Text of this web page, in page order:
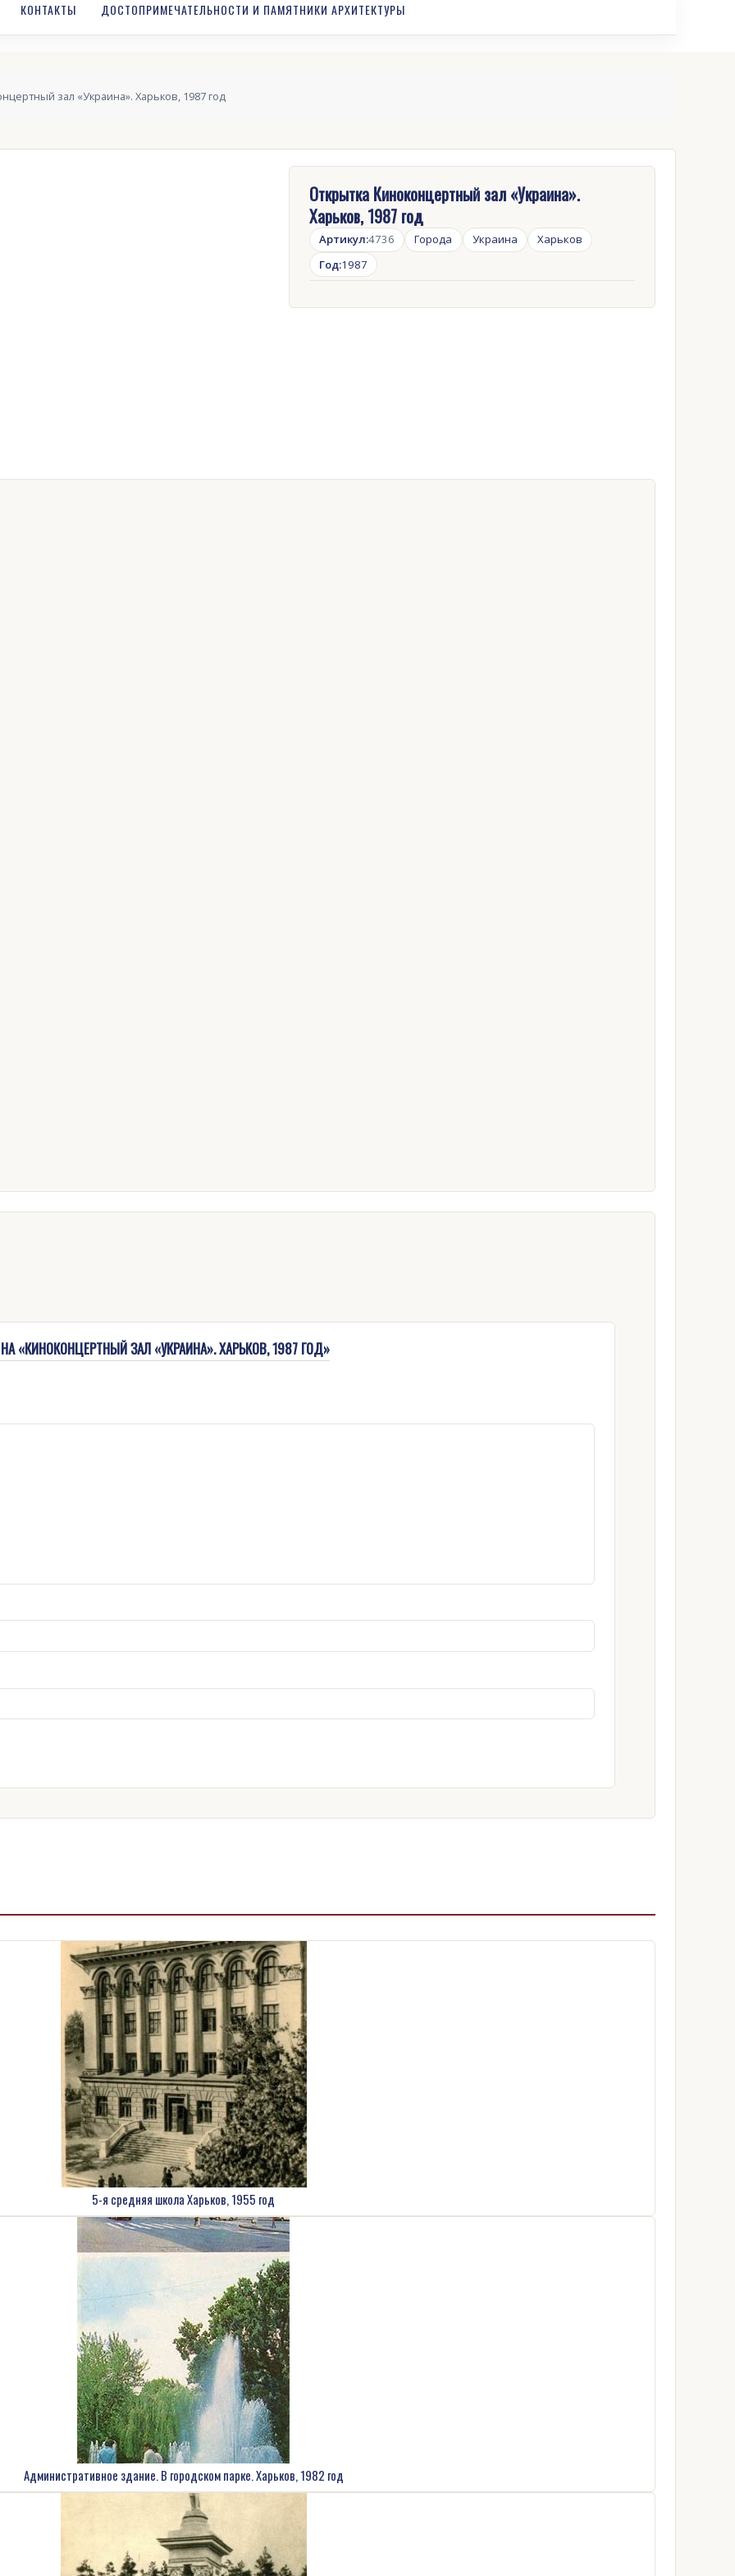
КОНТАКТЫ ДОСТОПРИМЕЧАТЕЛЬНОСТИ И ПАМЯТНИКИ АРХИТЕКТУРЫ
зал «Украина». Харьков, 1987 год
Открытка Киноконцертный зал «Украина».
Харьков, 1987 год
Артикул:4736 Города Украина
Харьков
Год:1987
«КИНОКОНЦЕРТНЫЙ ЗАЛ «УКРАИНА». ХАРЬКОВ, 1987 ГОД»
5-я средняя школа Харьков, 1955 год
Административное здание. В городском парке. Харьков, 1982 год